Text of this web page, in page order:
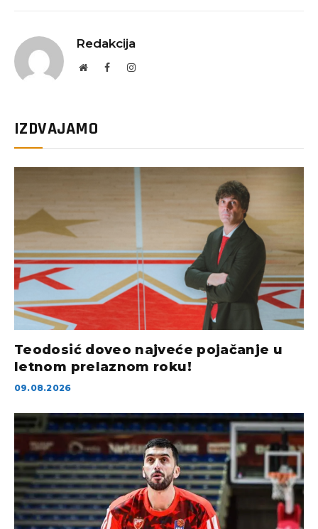
Redakcija
WebsiteFacebookInstagram
IZDVAJAMO
Teodosić doveo najveće pojačanje u
letnom prelaznom roku!
09.08.2026